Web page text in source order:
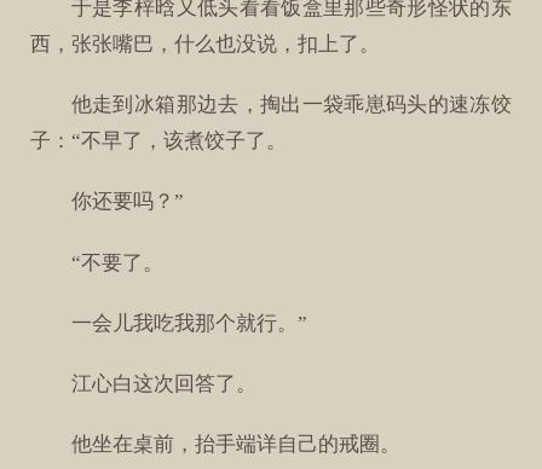
于是李梓晗又低头看看饭盒里那些奇形怪状的东
西，张张嘴巴，什么也没说，扣上了。
他走到冰箱那边去，掏出一袋乖崽码头的速冻饺
子：“不早了，该煮饺子了。
你还要吗？”
“不要了。
一会儿我吃我那个就行。”
江心白这次回答了。
他坐在桌前，抬手端详自己的戒圈。